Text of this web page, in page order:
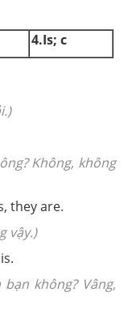
4.Is; c
Không, không
they are.
vậy.)
không? Vâng,